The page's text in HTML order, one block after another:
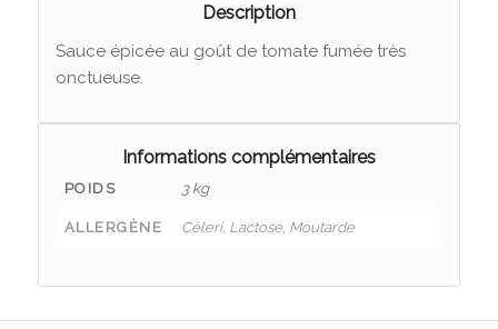
Description
Sauce épicée au goût de tomate fumée très
onctueuse.
Informations complémentaires
POIDS 3 kg
ALLERGÈNE Céleri, Lactose, Moutarde